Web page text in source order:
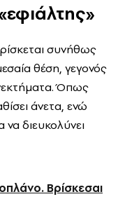
συνήθως
θέση, γεγονός
Όπως
άνετα, ενώ
να διευκολύνει
Βρίσκεσαι